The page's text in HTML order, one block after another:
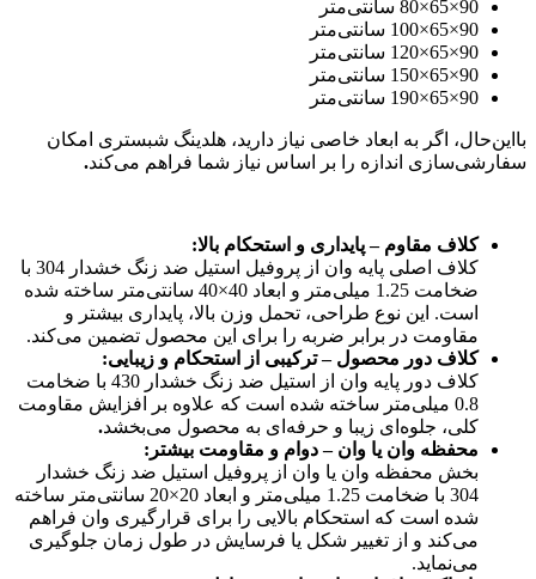
90×65×80 سانتی‌متر
90×65×100 سانتی‌متر
90×65×120 سانتی‌متر
90×65×150 سانتی‌متر
90×65×190 سانتی‌متر
بااین‌حال، اگر به ابعاد خاصی نیاز دارید، هلدینگ شبستری امکان
سفارشی‌سازی اندازه را بر اساس نیاز شما فراهم می‌کند.
کلاف مقاوم – پایداری و استحکام بالا:
کلاف اصلی پایه وان از پروفیل استیل ضد زنگ خشدار 304 با
ضخامت 1.25 میلی‌متر و ابعاد 40×40 سانتی‌متر ساخته شده
است. این نوع طراحی، تحمل وزن بالا، پایداری بیشتر و
مقاومت در برابر ضربه را برای این محصول تضمین می‌کند.
کلاف دور محصول – ترکیبی از استحکام و زیبایی:
کلاف دور پایه وان از استیل ضد زنگ خشدار 430 با ضخامت
0.8 میلی‌متر ساخته شده است که علاوه بر افزایش مقاومت
کلی، جلوه‌ای زیبا و حرفه‌ای به محصول می‌بخشد.
محفظه وان یا وان – دوام و مقاومت بیشتر :
بخش محفظه وان یا وان از پروفیل استیل ضد زنگ خشدار
304 با ضخامت 1.25 میلی‌متر و ابعاد 20×20 سانتی‌متر ساخته
شده است که استحکام بالایی را برای قرارگیری وان فراهم
می‌کند و از تغییر شکل یا فرسایش در طول زمان جلوگیری
می‌نماید.